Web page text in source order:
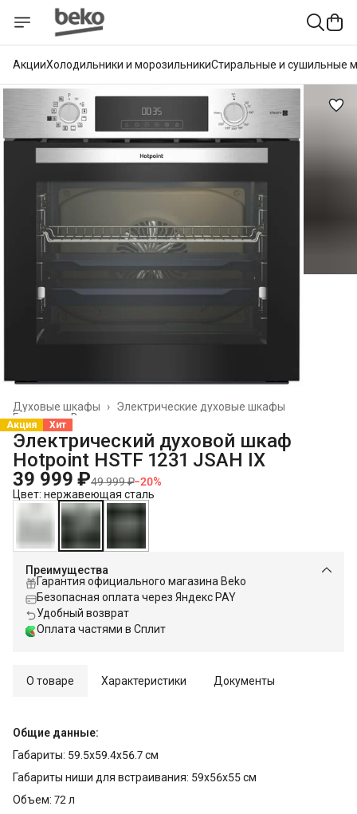
АкцииХолодильники и морозильникиСтиральные и сушильные
Электрические духовые шкафы
Духовые шкафы
›
Встраиваемая техника
Главная ›
Акция Хит
Электрический духовой шкаф
Hotpoint HSTF 1231 JSAH IX
39 999 ₽49 999 ₽−20%
Цвет: нержавеющая сталь
Преимущества
Гарантия официального магазина Beko
Безопасная оплата через Яндекс PAY
Удобный возврат
Оплата частями в Сплит
О товаре Характеристики Документы
Общие данные:
Габариты: 59.5х59.4х56.7 см
Габариты ниши для встраивания: 59х56х55 см
Объем: 72 л